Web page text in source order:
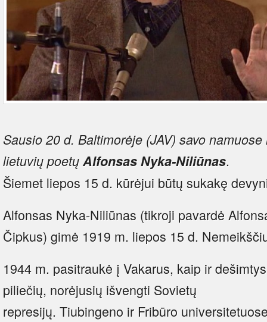
Sausio 20 d. Baltimorėje (JAV) savo
lietuvių poetų Alfonsas Nyka-Niliūnas.
Šiemet liepos 15 d. kūrėjui būtų sukakę
Alfonsas Nyka-Niliūnas (tikroji pavardė
Čipkus) gimė 1919 m. liepos 15 d.
1944 m. pasitraukė į Vakarus, kaip ir
piliečių, norėjusių išvengti Sovietų
represijų. Tiubingeno ir Fribūro